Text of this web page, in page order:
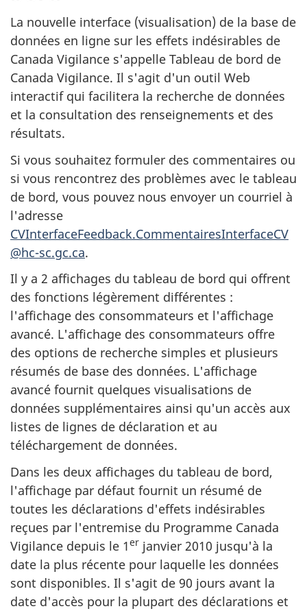
La nouvelle interface (visualisation) de la base de
données en ligne sur les effets indésirables de
Canada Vigilance s'appelle Tableau de bord de
Canada Vigilance. Il s'agit d'un outil Web
interactif qui facilitera la recherche de données
et la consultation des renseignements et des
résultats.
Si vous souhaitez formuler des commentaires ou
si vous rencontrez des problèmes avec le tableau
de bord, vous pouvez nous envoyer un courriel à
l'adresse
CVInterfaceFeedback.CommentairesInterfaceCV
@hc-sc.gc.ca.
Il y a 2 affichages du tableau de bord qui offrent
des fonctions légèrement différentes :
l'affichage des consommateurs et l'affichage
avancé. L'affichage des consommateurs offre
des options de recherche simples et plusieurs
résumés de base des données. L'affichage
avancé fournit quelques visualisations de
données supplémentaires ainsi qu'un accès aux
listes de lignes de déclaration et au
téléchargement de données.
Dans les deux affichages du tableau de bord,
l'affichage par défaut fournit un résumé de
toutes les déclarations d'effets indésirables
reçues par l'entremise du Programme Canada
Vigilance depuis le 1er janvier 2010 jusqu'à la
date la plus récente pour laquelle les données
sont disponibles. Il s'agit de 90 jours avant la
date d'accès pour la plupart des déclarations et